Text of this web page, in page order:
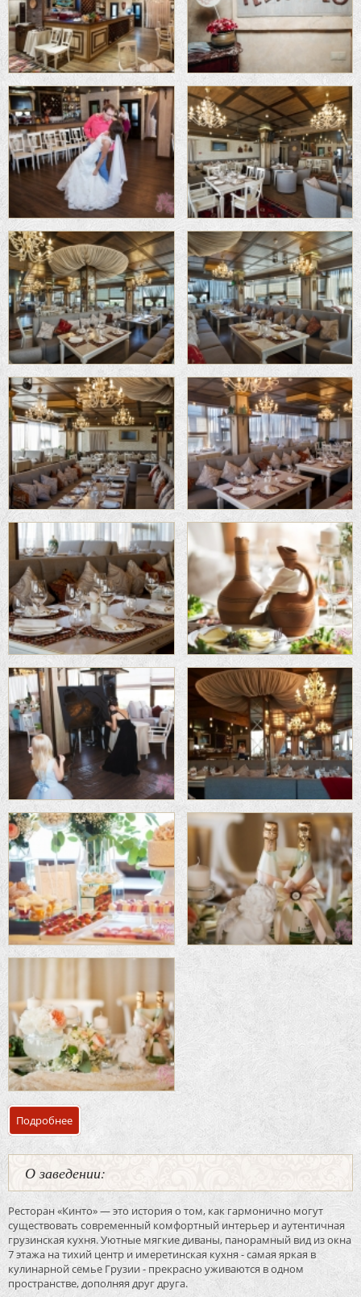
Подробнее о Банкетный зал ресторан «Кинто»
О заведении:
Ресторан «Кинто» — это история о том, как гармонично могут
существовать современный комфортный интерьер и аутентичная
грузинская кухня. Уютные мягкие диваны, панорамный вид из окна
7 этажа на тихий центр и имеретинская кухня - самая яркая в
кулинарной семье Грузии - прекрасно уживаются в одном
пространстве, дополняя друг друга.